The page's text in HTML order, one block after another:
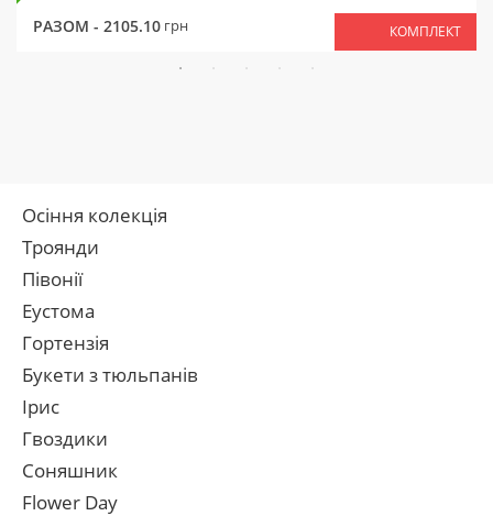
РАЗОМ - 2105.10 грн КОМПЛЕКТ
Осіння колекція
Троянди
Півонії
Еустома
Гортензія
Букети з тюльпанів
Ірис
Гвоздики
Соняшник
Flower Day